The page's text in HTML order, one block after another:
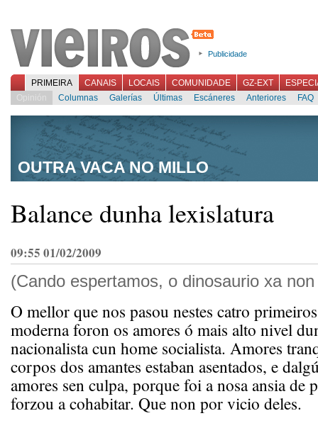
Publicidade
PRIMEIRA CANAIS LOCAIS COMUNIDADE GZ-EXT
Opinión
Columnas Galerías Últimas Escáneres Anteriores FAQ
OUTRA VACA NO MILLO
Balance dunha lexislatura
09:55 01/02/2009
(Cando espertamos, o dinosaurio xa
O mellor que nos pasou nestes catro
moderna foron os amores ó mais alto nivel
nacionalista cun home socialista. Amores
corpos dos amantes estaban asentados, e
amores sen culpa, porque foi a nosa ansia de
forzou a cohabitar. Que non por vicio deles.